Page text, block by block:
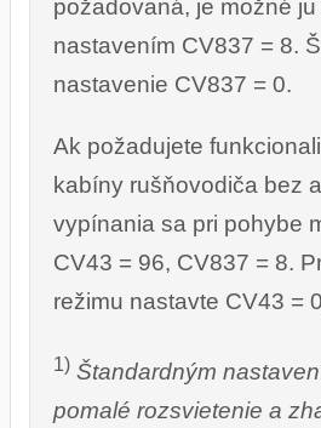
požadovaná, je možné
nastavením CV837 = 8.
nastavenie CV837 = 0.
Ak požadujete
kabíny rušňovodiča bez
vypínania sa pri pohybe
CV43 = 96, CV837 = 8.
režimu nastavte CV43 =
1) Štandardným
pomalé rozsvietenie a